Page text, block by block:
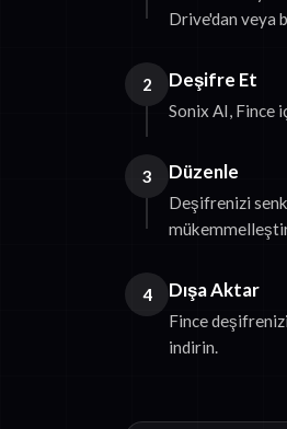
Drive'dan veya
2 Deşifre Et
Sonix AI, Fince
3 Düzenle
Deşifrenizi
4 Dışa Aktar
Fince
indirin.